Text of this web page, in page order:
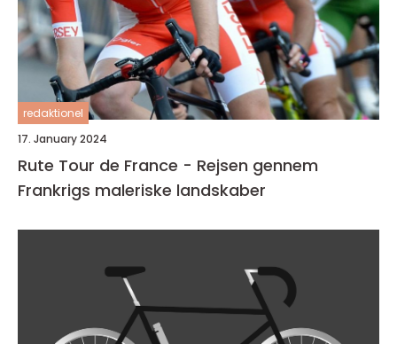
redaktionel
17. January 2024
Rute Tour de France - Rejsen gennem
Frankrigs maleriske landskaber